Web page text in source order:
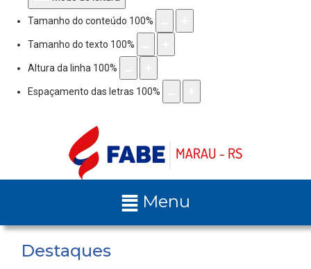
Tamanho do conteúdo 100%
Tamanho do texto 100%
Altura da linha 100%
Espaçamento das letras 100%
Menu
Destaques